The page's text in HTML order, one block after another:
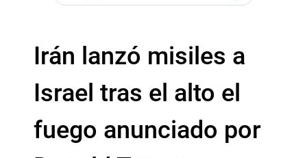
Irán lanzó misiles a
Israel tras el alto el
fuego anunciado por